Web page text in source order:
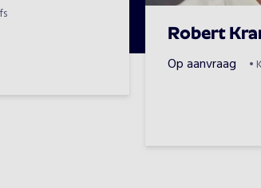
Robert
Op aanvraag •